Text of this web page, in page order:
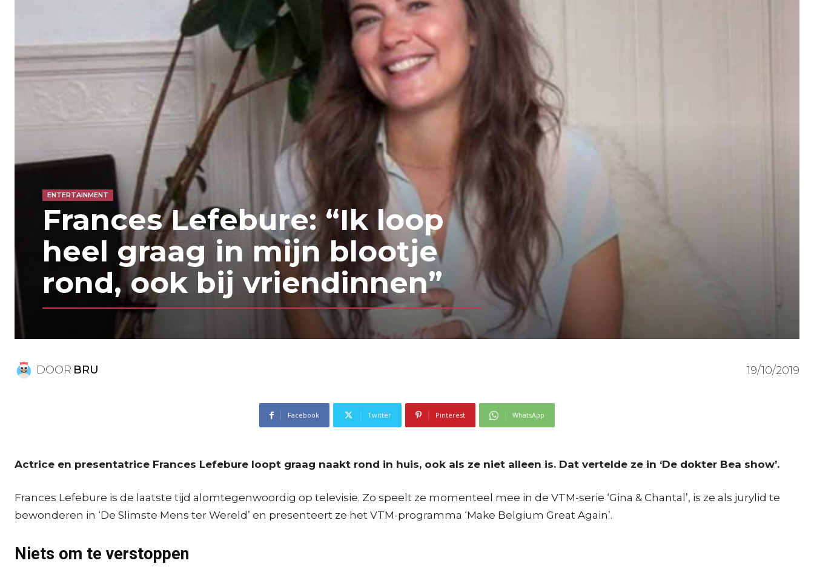
ENTERTAINMENT
Frances Lefebure: “Ik loop
heel graag in mijn blootje
rond, ook bij vriendinnen”
DOOR BRU 19/10/2019
Facebook Twitter Pinterest WhatsApp
Actrice en presentatrice Frances Lefebure loopt graag naakt rond in huis, ook als ze niet alleen is. Dat vertelde ze in ‘De dokter Bea show’.
Frances Lefebure is de laatste tijd alomtegenwoordig op televisie. Zo speelt ze momenteel mee in de VTM-serie ‘Gina & Chantal’, is ze als jurylid te
bewonderen in ‘De Slimste Mens ter Wereld’ en presenteert ze het VTM-programma ‘Make Belgium Great Again’.
Niets om te verstoppen